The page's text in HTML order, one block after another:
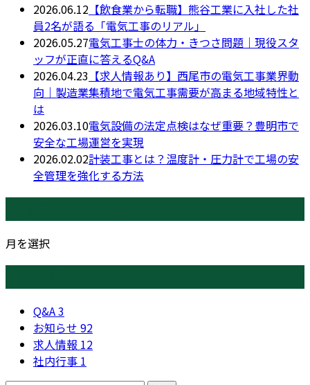
2026.06.12 【飲食業から転職】熊谷工業に入社した社
員2名が語る「電気工事のリアル」
2026.05.27電気工事士の体力・きつさ問題｜現役スタ
ッフが正直に答えるQ&A
2026.04.23 【求人情報あり】西尾市の電気工事業界動
向｜製造業集積地で電気工事需要が高まる地域特性と
は
2026.03.10電気設備の法定点検はなぜ重要？豊明市で
安全な工場運営を実現
2026.02.02計装工事とは？温度計・圧力計で工場の安
全管理を強化する方法
月を選択
Q&A3
お知らせ 92
求人情報 12
社内行事 1